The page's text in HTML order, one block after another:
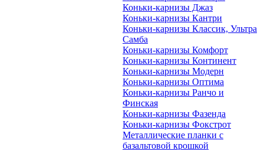
Коньки-карнизы Джаз
Коньки-карнизы Кантри
Коньки-карнизы Классик, Ультра
Самба
Коньки-карнизы Комфорт
Коньки-карнизы Континент
Коньки-карнизы Модерн
Коньки-карнизы Оптима
Коньки-карнизы Ранчо и
Финская
Коньки-карнизы Фазенда
Коньки-карнизы Фокстрот
Металлические планки с
базальтовой крошкой